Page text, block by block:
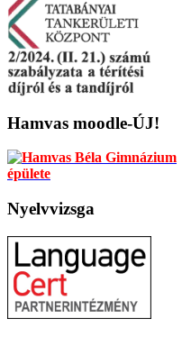
Hamvas moodle-ÚJ!
Nyelvvizsga